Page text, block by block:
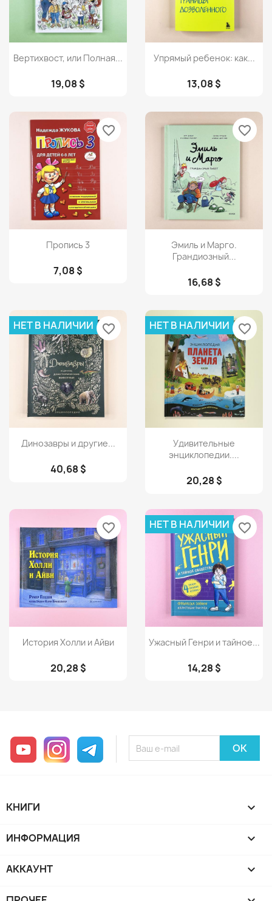
Просмотр
Вертихвост, или Полная...
19,08 $
Просмотр
Упрямый ребенок: как...
13,08 $
Просмотр
Пропись 3
7,08 $
favorite_border
Просмотр
Эмиль и Марго.
Грандиозный...
16,68 $
favorite_border
Просмотр
Динозавры и другие...
40,68 $
НЕТ В НАЛИЧИИ favorite_border
Просмотр
Удивительные
энциклопедии....
20,28 $
НЕТ В НАЛИЧИИ favorite_border
Просмотр
История Холли и Айви
20,28 $
favorite_border
Просмотр
Ужасный Генри и тайное...
14,28 $
НЕТ В НАЛИЧИИ favorite_border
YouTube InstagramTelegram
КНИГИ 
ИНФОРМАЦИЯ 
АККАУНТ 